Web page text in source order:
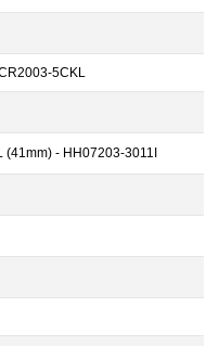
5CKL
(41mm) - HH07203-3011I